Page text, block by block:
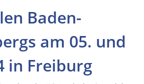
Baden-
am 05. und
in Freiburg